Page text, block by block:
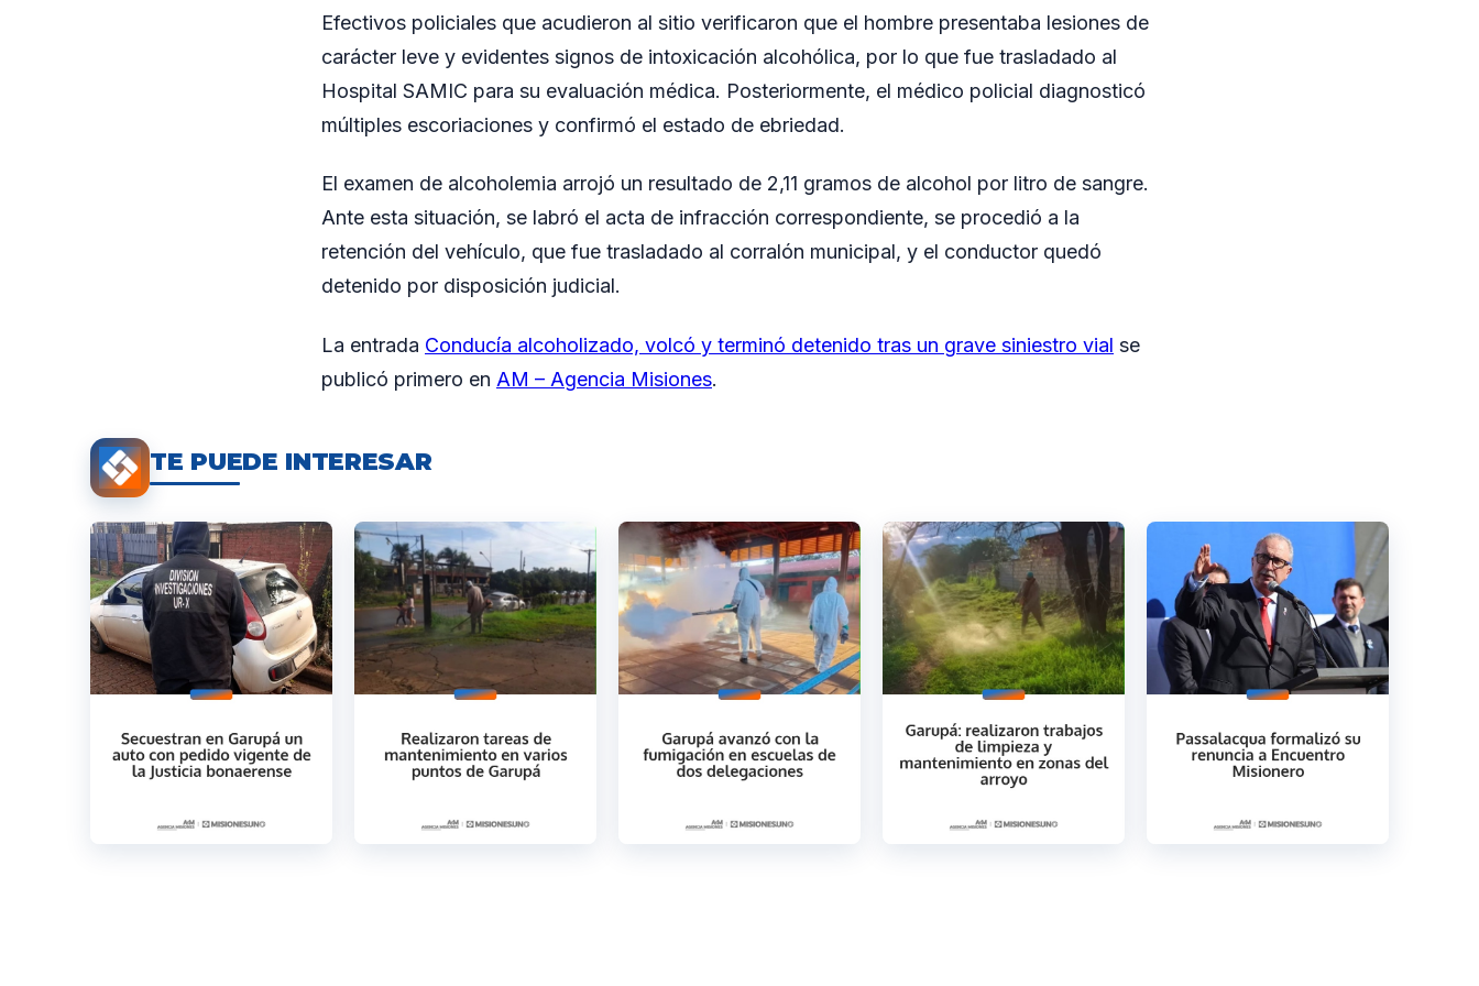
Efectivos policiales que acudieron al sitio verificaron que el hombre presentaba lesiones de
carácter leve y evidentes signos de intoxicación alcohólica, por lo que fue trasladado al
Hospital SAMIC para su evaluación médica. Posteriormente, el médico policial diagnosticó
múltiples escoriaciones y confirmó el estado de ebriedad.
El examen de alcoholemia arrojó un resultado de 2,11 gramos de alcohol por litro de sangre.
Ante esta situación, se labró el acta de infracción correspondiente, se procedió a la
retención del vehículo, que fue trasladado al corralón municipal, y el conductor quedó
detenido por disposición judicial.
La entrada Conducía alcoholizado, volcó y terminó detenido tras un grave siniestro vial se
publicó primero en AM – Agencia Misiones.
TE PUEDE INTERESAR